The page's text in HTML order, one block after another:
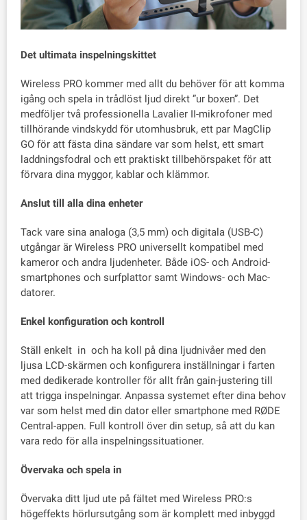
Det ultimata inspelningskittet
Wireless PRO kommer med allt du behöver för att komma
igång och spela in trådlöst ljud direkt ”ur boxen”. Det
medföljer två professionella Lavalier II-mikrofoner med
tillhörande vindskydd för utomhusbruk, ett par MagClip
GO för att fästa dina sändare var som helst, ett smart
laddningsfodral och ett praktiskt tillbehörspaket för att
förvara dina myggor, kablar och klämmor.
Anslut till alla dina enheter
Tack vare sina analoga (3,5 mm) och digitala (USB-C)
utgångar är Wireless PRO universellt kompatibel med
kameror och andra ljudenheter. Både iOS- och Android-
smartphones och surfplattor samt Windows- och Mac-
datorer.
Enkel konfiguration och kontroll
Ställ enkelt in och ha koll på dina ljudnivåer med den
ljusa LCD-skärmen och konfigurera inställningar i farten
med dedikerade kontroller för allt från gain-justering till
att trigga inspelningar. Anpassa systemet efter dina behov
var som helst med din dator eller smartphone med RØDE
Central-appen. Full kontroll över din setup, så att du kan
vara redo för alla inspelningssituationer.
Övervaka och spela in
Övervaka ditt ljud ute på fältet med Wireless PRO:s
högeffekts hörlursutgång som är komplett med inbyggd